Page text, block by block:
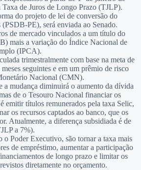
de Juros de Longo Prazo (TJLP).
do projeto de lei de conversão do
PE), será enviada ao Senado.
de mercado vinculados a um título do
mais a variação do Índice Nacional de
(IPCA).
trimestralmente com base na meta de
seguintes e em um prêmio de risco
Nacional (CMN).
a mudança diminuirá o aumento da dívida
de o Tesouro Nacional financiar os
emitir títulos remunerados pela taxa Selic,
os recursos captados ao banco, que os
Atualmente, a diferença subsidiada é de
a 7%).
o Poder Executivo, são tornar a taxa mais
de empréstimo, aumentar a participação
de longo prazo e limitar os
diretamente no orçamento.